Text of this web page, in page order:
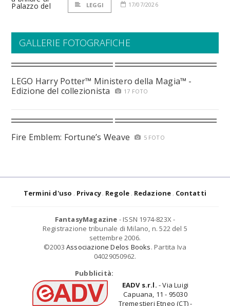
LEGGI 17/07/2026
GALLERIE FOTOGRAFICHE
LEGO Harry Potter™ Ministero della Magia™ -
Edizione del collezionista
17 FOTO
Fire Emblem: Fortune’s Weave 5 FOTO
Termini d'uso Privacy Regole Redazione Contatti
FantasyMagazine - ISSN 1974-823X -
Registrazione tribunale di Milano, n. 522 del 5
settembre 2006.
©2003 Associazione Delos Books. Partita Iva
04029050962.
Pubblicità:
EADV s.r.l. - Via Luigi
Capuana, 11 - 95030
Tremestieri Etneo (CT) -